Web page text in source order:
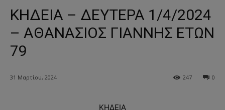
ΚΗΔΕΙΑ – ΔΕΥΤΕΡΑ 1/4/2024
– ΑΘΑΝΑΣΙΟΣ ΓΙΑΝΝΗΣ ΕΤΩΝ
79
31 Μαρτίου, 2024 0
247
ΚΗΔΕΙΑ